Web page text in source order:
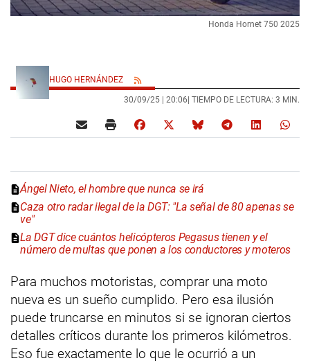
Honda Hornet 750 2025
HUGO HERNÁNDEZ
30/09/25 | 20:06 | TIEMPO DE LECTURA: 3 MIN.
Ángel Nieto, el hombre que nunca se irá
Caza otro radar ilegal de la DGT: "La señal de 80 apenas se
ve"
La DGT dice cuántos helicópteros Pegasus tienen y el
número de multas que ponen a los conductores y moteros
Para muchos motoristas, comprar una moto
nueva es un sueño cumplido. Pero esa ilusión
puede truncarse en minutos si se ignoran ciertos
detalles críticos durante los primeros kilómetros.
Eso fue exactamente lo que le ocurrió a un